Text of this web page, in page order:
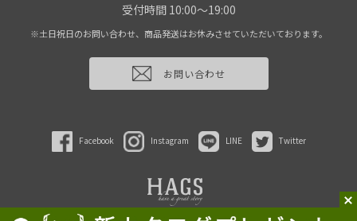
受付時間 10:00～19:00
※土日祝日のお問い合わせ、商品発送はお休みさせていただいております。
お問い合わせ
Facebook Instagram LINE Twitter